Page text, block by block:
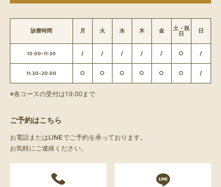
診療時間 月 火 水 木 金 土・祝
日 日
10:00~11:30 / / / / / ○ /
11:30~20:00 ○ ○ ○ ○ ○ ○ /
※各コースの受付は19:00まで
ご予約はこちら
お電話またはLINEでご予約を承っております。
お気軽にご連絡ください。